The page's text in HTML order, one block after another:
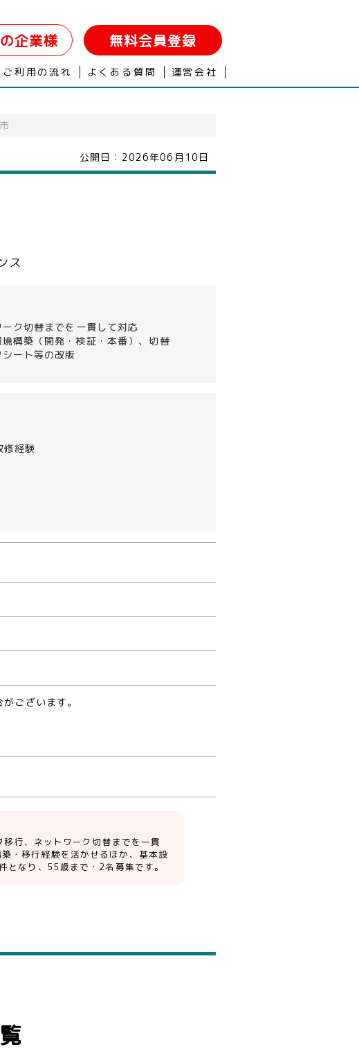
企業様 無料会員登録
ご利用の流れ よくある質問 運営会社
公開日： 2026年06月10日
ス
ク切替までを一貫して対応
構築（開発・検証・本番）、切替
ート等の改版
修経験
ございます。
行、ネットワーク切替までを一貫
・移行経験を活かせるほか、基本設
となり、55歳まで・2名募集です。